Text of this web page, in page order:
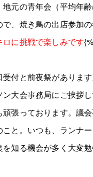
地元の青年会（平均年
で、焼き鳥の出店参
ロに挑戦で楽しみです
付と前夜祭がありま
ン大会事務局にご挨拶
頑張っております。議
こと。いつも、ランナ
を知る機会が多く大変